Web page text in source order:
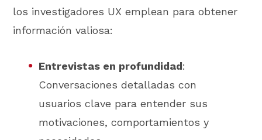
los investigadores UX emplean para obtener
información valiosa:
Entrevistas en profundidad:
Conversaciones detalladas con
usuarios clave para entender sus
motivaciones, comportamientos y